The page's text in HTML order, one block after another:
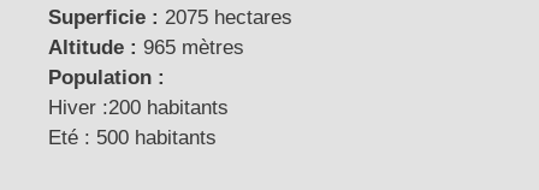
Superficie : 2075 hectares
Altitude : 965 mètres
Population :
Hiver :200 habitants
Eté : 500 habitants